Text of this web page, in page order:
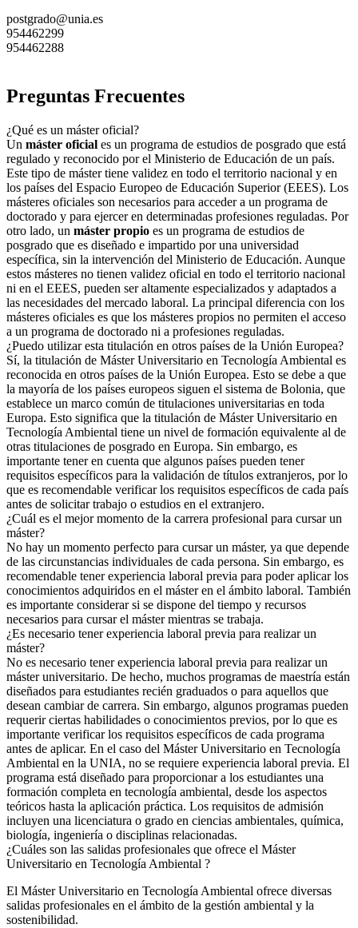
postgrado@unia.es
954462299
954462288
Preguntas Frecuentes
¿Qué es un máster oficial?
Un máster oficial es un programa de estudios de posgrado que está
regulado y reconocido por el Ministerio de Educación de un país.
Este tipo de máster tiene validez en todo el territorio nacional y en
los países del Espacio Europeo de Educación Superior (EEES). Los
másteres oficiales son necesarios para acceder a un programa de
doctorado y para ejercer en determinadas profesiones reguladas. Por
otro lado, un máster propio es un programa de estudios de
posgrado que es diseñado e impartido por una universidad
específica, sin la intervención del Ministerio de Educación. Aunque
estos másteres no tienen validez oficial en todo el territorio nacional
ni en el EEES, pueden ser altamente especializados y adaptados a
las necesidades del mercado laboral. La principal diferencia con los
másteres oficiales es que los másteres propios no permiten el acceso
a un programa de doctorado ni a profesiones reguladas.
¿Puedo utilizar esta titulación en otros países de la Unión Europea?
Sí, la titulación de Máster Universitario en Tecnología Ambiental es
reconocida en otros países de la Unión Europea. Esto se debe a que
la mayoría de los países europeos siguen el sistema de Bolonia, que
establece un marco común de titulaciones universitarias en toda
Europa. Esto significa que la titulación de Máster Universitario en
Tecnología Ambiental tiene un nivel de formación equivalente al de
otras titulaciones de posgrado en Europa. Sin embargo, es
importante tener en cuenta que algunos países pueden tener
requisitos específicos para la validación de títulos extranjeros, por lo
que es recomendable verificar los requisitos específicos de cada país
antes de solicitar trabajo o estudios en el extranjero.
¿Cuál es el mejor momento de la carrera profesional para cursar un
máster?
No hay un momento perfecto para cursar un máster, ya que depende
de las circunstancias individuales de cada persona. Sin embargo, es
recomendable tener experiencia laboral previa para poder aplicar los
conocimientos adquiridos en el máster en el ámbito laboral. También
es importante considerar si se dispone del tiempo y recursos
necesarios para cursar el máster mientras se trabaja.
¿Es necesario tener experiencia laboral previa para realizar un
máster?
No es necesario tener experiencia laboral previa para realizar un
máster universitario. De hecho, muchos programas de maestría están
diseñados para estudiantes recién graduados o para aquellos que
desean cambiar de carrera. Sin embargo, algunos programas pueden
requerir ciertas habilidades o conocimientos previos, por lo que es
importante verificar los requisitos específicos de cada programa
antes de aplicar. En el caso del Máster Universitario en Tecnología
Ambiental en la UNIA, no se requiere experiencia laboral previa. El
programa está diseñado para proporcionar a los estudiantes una
formación completa en tecnología ambiental, desde los aspectos
teóricos hasta la aplicación práctica. Los requisitos de admisión
incluyen una licenciatura o grado en ciencias ambientales, química,
biología, ingeniería o disciplinas relacionadas.
¿Cuáles son las salidas profesionales que ofrece el Máster
Universitario en Tecnología Ambiental ?
El Máster Universitario en Tecnología Ambiental ofrece diversas
salidas profesionales en el ámbito de la gestión ambiental y la
sostenibilidad.